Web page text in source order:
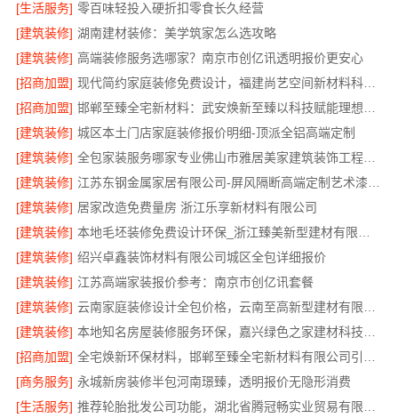
[生活服务] 零百味轻投入硬折扣零食长久经营
[建筑装修] 湖南建材装修：美学筑家怎么选攻略
[建筑装修] 高端装修服务选哪家？南京市创亿讯透明报价更安心
[招商加盟]
现代简约家庭装修免费设计，福建尚艺空间新材料科技有限公司整体落地
[招商加盟]
[建筑装修] 城区本土门店家庭装修报价明细-顶派全铝高端定制
[建筑装修]
全包家装服务哪家专业佛山市雅居美家建筑装饰工程有限公司
[建筑装修]
[建筑装修] 居家改造免费量房 浙江乐享新材料有限公司
[建筑装修]
[建筑装修] 绍兴卓鑫装饰材料有限公司城区全包详细报价
[建筑装修] 江苏高端家装报价参考：南京市创亿讯套餐
[建筑装修]
[建筑装修]
[招商加盟]
[商务服务] 永城新房装修半包河南璟臻，透明报价无隐形消费
[生活服务]